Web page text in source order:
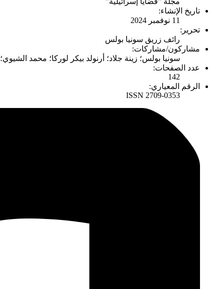
تاريخ الإنشاء:
11 نوفمبر 2024
تحرير:
رائف زريق سونيا بولس
مشاركون/مشاركات:
سونيا بولس؛ زينة جلاد؛ أرنولد بيكر لوركا؛ محمد
عدد الصفحات:
142
الرقم المعياري:
ISSN 2709-0353